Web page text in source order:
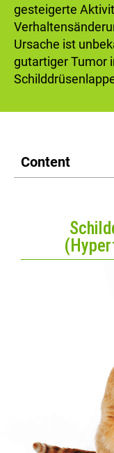
gesteigerte
Ursache ist
gutartiger Tumor
Content